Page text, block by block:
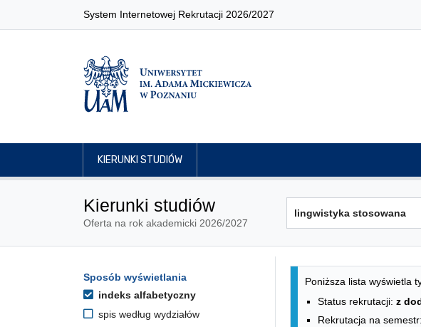
System Internetowej Rekrutacji 2026/2027
KIERUNKI STUDIÓW
Kierunki studiów
Oferta na rok akademicki 2026/2027
Opcje filtrowania kierunków studiów
Przejdź do listy kierunków
Sposób wyświetlania
indeks alfabetyczny
spis według wydziałów
Lista
Poniższa lista wyświetla
Status rekrutacji: z
Rekrutacja na semestr: